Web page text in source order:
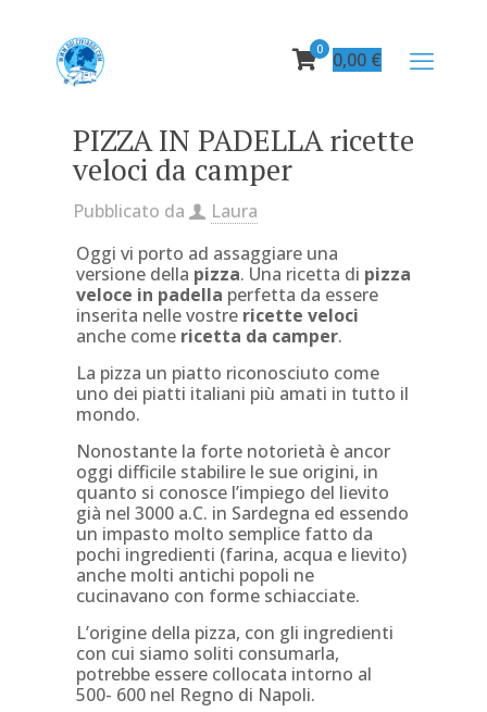
0 0,00 €
PIZZA IN PADELLA ricette
veloci da camper
Pubblicato da
Laura
Oggi vi porto ad assaggiare una
versione della pizza. Una ricetta di pizza
veloce in padella perfetta da essere
inserita nelle vostre ricette veloci
anche come ricetta da camper.
La pizza un piatto riconosciuto come
uno dei piatti italiani più amati in tutto il
mondo.
Nonostante la forte notorietà è ancor
oggi difficile stabilire le sue origini, in
quanto si conosce l’impiego del lievito
già nel 3000 a.C. in Sardegna ed essendo
un impasto molto semplice fatto da
pochi ingredienti (farina, acqua e lievito)
anche molti antichi popoli ne
cucinavano con forme schiacciate.
L’origine della pizza, con gli ingredienti
con cui siamo soliti consumarla,
potrebbe essere collocata intorno al
500- 600 nel Regno di Napoli.